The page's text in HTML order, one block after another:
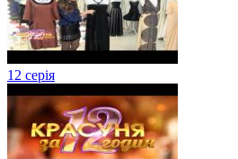
12 серія